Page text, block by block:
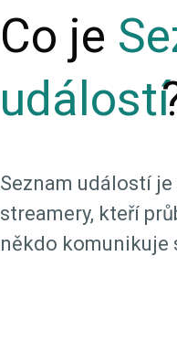
Co je
událostí
Seznam událostí
streamery, kteří
někdo komunikuje